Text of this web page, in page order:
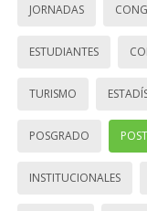
JORNADAS
ESTUDIANTES
TURISMO
POSGRADO
INSTITUCIONALES